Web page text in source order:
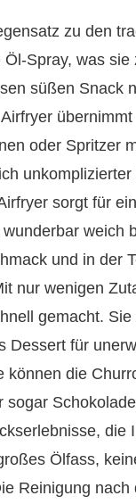
zu den
Spray, was
süßen Snack
oder Spritzer
unkomplizierter
sorgt für
weich
und in der
nur wenigen
gemacht.
Dessert für
können die
die
Ölfass,
Reinigung